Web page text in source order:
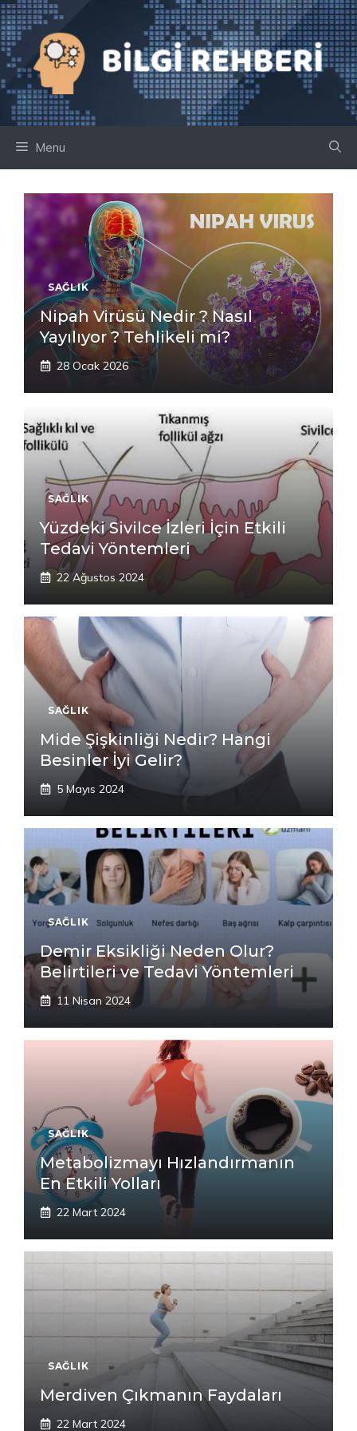
İçeriğe
atla
Menu
SAĞLIK
Nipah Virüsü Nedir ? Nasıl
Yayılıyor ? Tehlikeli mi?
28 Ocak 2026
SAĞLIK
Yüzdeki Sivilce İzleri İçin Etkili
Tedavi Yöntemleri
22 Ağustos 2024
SAĞLIK
Mide Şişkinliği Nedir? Hangi
Besinler İyi Gelir?
5 Mayıs 2024
SAĞLIK
Demir Eksikliği Neden Olur?
Belirtileri ve Tedavi Yöntemleri
11 Nisan 2024
SAĞLIK
Metabolizmayı Hızlandırmanın
En Etkili Yolları
22 Mart 2024
SAĞLIK
Merdiven Çıkmanın Faydaları
22 Mart 2024